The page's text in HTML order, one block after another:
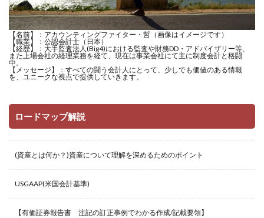
【名前】：アカウンティングファイター・哲（画像はイメージです）
【職業】：公認会計士（日本）
【経歴】：大手監査法人(Big4)における監査や財務DD・アドバイザリー等、
また上場会社の経理業務を経て、現在は事業会社にて主に制度会計と格闘
中。
【メッセージ】：すべての闘う会計人にとって、少しでも価値のある情報
を、ユニークな視点で提供していきます。
ロードマップ解説
(資産とは何か？)資産について理解を深めるためのポイント
USGAAP(米国会計基準)
【有価証券報告書 注記の訂正事例でわかる作成/記載要領】